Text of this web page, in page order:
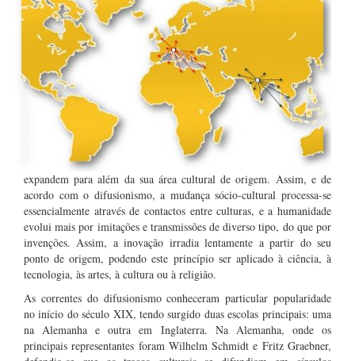
expandem para além da sua área cultural de origem. Assim, e de
acordo com o difusionismo, a mudança sócio-cultural processa-se
essencialmente através de contactos entre culturas, e a humanidade
evolui mais por imitações e transmissões de diverso tipo, do que por
invenções. Assim, a inovação irradia lentamente a partir do seu
ponto de origem, podendo este princípio ser aplicado à ciência, à
tecnologia, às artes, à cultura ou à religião.
As correntes do difusionismo conheceram particular popularidade
no início do século XIX, tendo surgido duas escolas principais: uma
na Alemanha e outra em Inglaterra. Na Alemanha, onde os
principais representantes foram Wilhelm Schmidt e Fritz Graebner,